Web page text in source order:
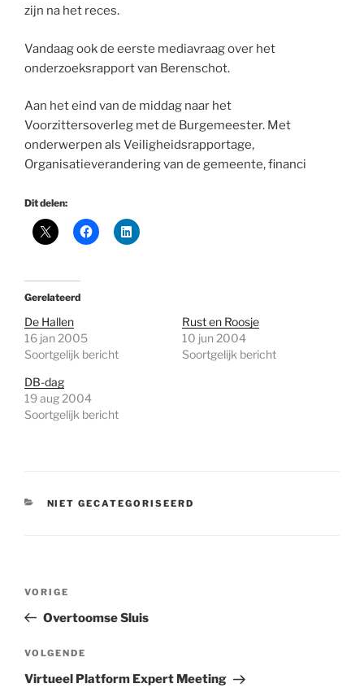
zijn na het reces.
Vandaag ook de eerste mediavraag over het
onderzoeksrapport van Berenschot.
Aan het eind van de middag naar het
Voorzittersoverleg met de Burgemeester. Met
onderwerpen als Veiligheidsrapportage,
Organisatieverandering van de gemeente, financi
Dit delen:
Gerelateerd
De Hallen
16 jan 2005
Soortgelijk bericht
Rust en Roosje
10 jun 2004
Soortgelijk bericht
DB-dag
19 aug 2004
Soortgelijk bericht
CATEGORIEËN
NIET GECATEGORISEERD
Vorig
bericht
VORIGE
Overtoomse Sluis
Volgend
bericht
VOLGENDE
Virtueel Platform Expert Meeting